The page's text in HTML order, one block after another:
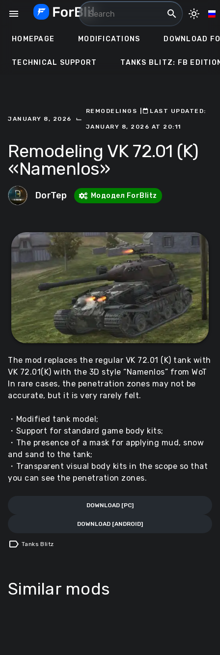
menu search light_mode
HOMEPAGE MODIFICATIONS DOWNLOAD
TECHNICAL SUPPORT TANKS BLITZ: FB
JANUARY 8, 2026 ⌙
REMODELINGS ㅤLAST UPDATED:
JANUARY 8, 2026 AT 20:11
Remodeling VK 72.01 (K)
«Namenlos»
DorTep Мододел ForBlitz
The mod replaces the regular VK 72.01 (K) tank with
VK 72.01(K) with the 3D style “Namenlos” from WoT
In rare cases, the penetration zones may not be
accurate, but it is very rarely felt.
・Modified tank model;
・Support for standard game body kits;
・The presence of a mask for applying mud, snow
and sand to the tank;
・Transparent visual body kits in the scope so that
you can see the penetration zones.
DOWNLOAD [PC]
DOWNLOAD [ANDROID]
label Tanks Blitz
Similar mods